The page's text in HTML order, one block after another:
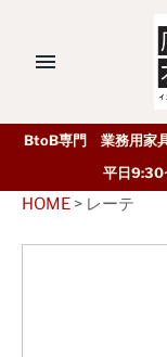
BtoB専門 業務用家
平日
HOME > レーテ